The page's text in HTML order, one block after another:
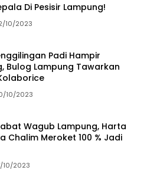
Di Pesisir Lampung!
10/2023
Padi Hampir
Bulog Lampung Tawarkan
10/2023
Wagub Lampung, Harta
Chalim Meroket 100 % Jadi
10/2023